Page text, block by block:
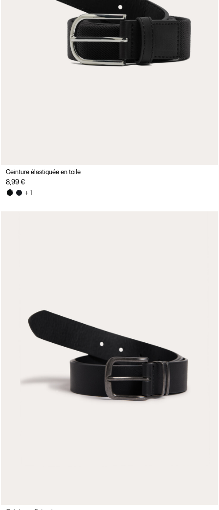
Ceinture élastiquée en toile
8,99 €
+ 1